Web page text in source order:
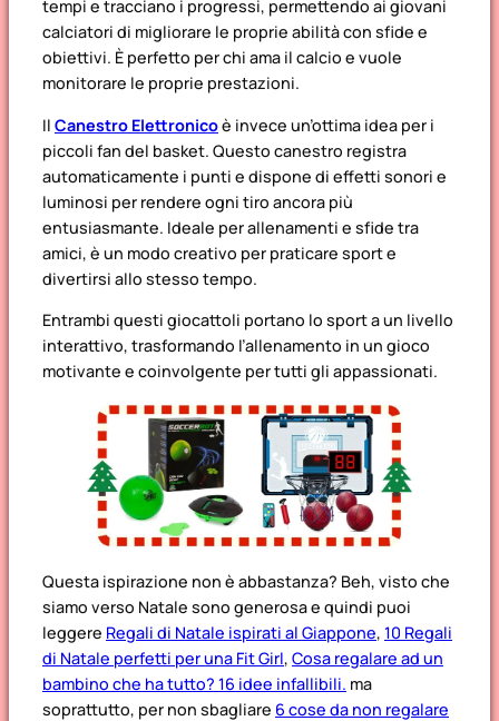
tempi e tracciano i progressi, permettendo ai giovani
calciatori di migliorare le proprie abilità con sfide e
obiettivi. È perfetto per chi ama il calcio e vuole
monitorare le proprie prestazioni.
Il Canestro Elettronicoè invece un’ottima idea per i
piccoli fan del basket. Questo canestro registra
automaticamente i punti e dispone di effetti sonori e
luminosi per rendere ogni tiro ancora più
entusiasmante. Ideale per allenamenti e sfide tra
amici, è un modo creativo per praticare sport e
divertirsi allo stesso tempo.
Entrambi questi giocattoli portano lo sport a un livello
interattivo, trasformando l’allenamento in un gioco
motivante e coinvolgente per tutti gli appassionati.
Questa ispirazione non è abbastanza? Beh, visto che
siamo verso Natale sono generosa e quindi puoi
leggere Regali di Natale ispirati al Giappone, 10 Regali
di Natale perfetti per una Fit Girl, Cosa regalare ad un
bambino che ha tutto? 16 idee infallibili. ma
soprattutto, per non sbagliare 6 cose da non regalare